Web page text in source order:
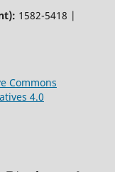
1582-5418 |
Commons
4.0